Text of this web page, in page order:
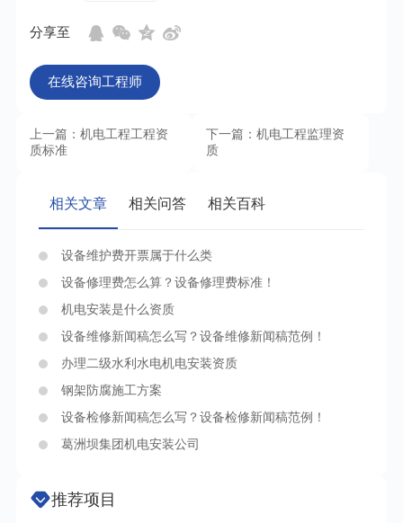
分享至
在线咨询工程师
上一篇：机电工程工程资
质标准
下一篇：机电工程监理资
质
相关文章 相关问答 相关百科
设备维护费开票属于什么类
设备修理费怎么算？设备修理费标准！
机电安装是什么资质
设备维修新闻稿怎么写？设备维修新闻稿范例！
办理二级水利水电机电安装资质
钢架防腐施工方案
设备检修新闻稿怎么写？设备检修新闻稿范例！
葛洲坝集团机电安装公司
推荐项目